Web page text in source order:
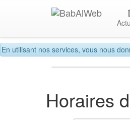
En utilisant nos services, vous nous
Horaires